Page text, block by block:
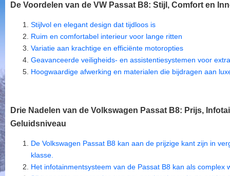
De Voordelen van de VW Passat B8: Stijl, Comfort en
Stijlvol en elegant design dat tijdloos is
Ruim en comfortabel interieur voor lange ritten
Variatie aan krachtige en efficiënte motoropties
Geavanceerde veiligheids- en assistentiesystemen voor
Hoogwaardige afwerking en materialen die bijdragen aan
Drie Nadelen van de Volkswagen Passat B8: Prijs,
Geluidsniveau
De Volkswagen Passat B8 kan aan de prijzige kant zijn in
klasse.
Het infotainmentsysteem van de Passat B8 kan als